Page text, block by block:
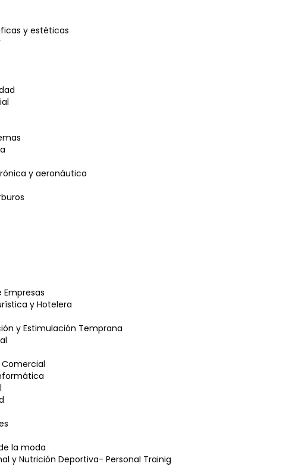
y estéticas
y aeronáutica
y Hotelera
y Estimulación Temprana
la moda
y Nutrición Deportiva- Personal Trainig